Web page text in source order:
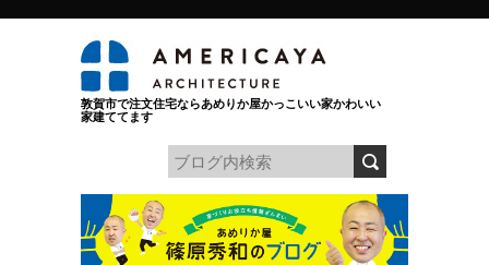
敦賀市で注文住宅ならあめりか屋かっこいい家かわいい
家建ててます